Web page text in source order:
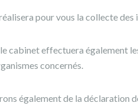
pour vous la collecte
cabinet effectuera également
concernés.
également de la déclaration